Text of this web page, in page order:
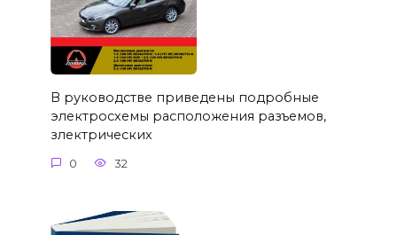
В руководстве приведены подробные
электросхемы расположения разъемов,
злектрических
0 32